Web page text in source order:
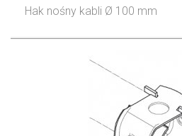
Hak nośny kabli Ø 100 mm